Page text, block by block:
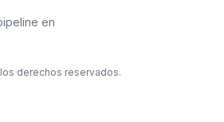
en
derechos reservados.